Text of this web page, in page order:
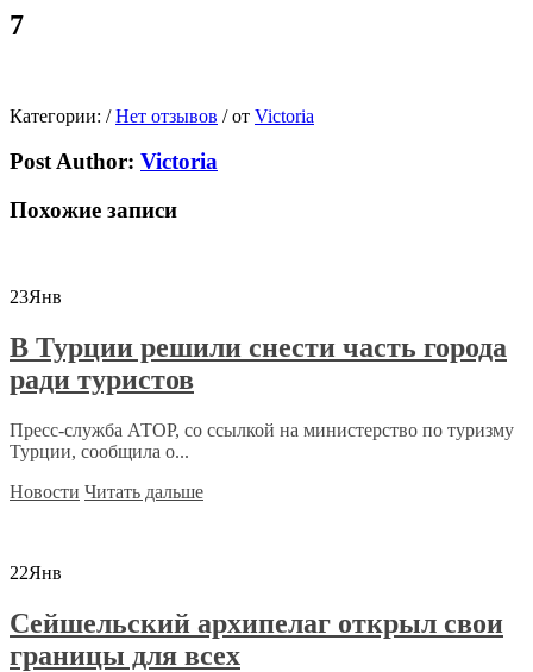
7
Категории: / Нет отзывов /от Victoria
Post Author: Victoria
Похожие записи
23Янв
В Турции решили снести часть города
ради туристов
Пресс-служба АТОР, со ссылкой на министерство по туризму
Турции, сообщила о...
Новости Читать дальше
22Янв
Сейшельский архипелаг открыл свои
границы для всех